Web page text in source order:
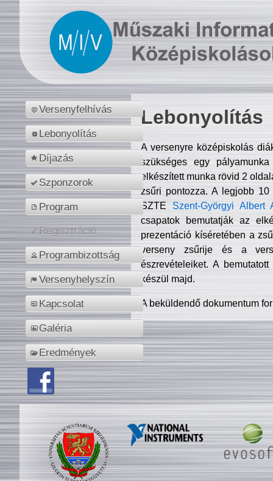
Versenyfelhívás
Lebonyolítás
Díjazás
Szponzorok
Program
Regisztráció
Programbizottság
Versenyhelyszín
Kapcsolat
Galéria
Eredmények
Lebonyolítás
A versenyre középiskolás
szükséges egy
elkészített munka rövid 2
zsűri pontozza. A legjobb
SZTE Szent-Györgyi Albert
csapatok bemutatják az
prezentáció kíséretében a
verseny zsűrije és a
észrevételeiket. A
készül majd.
A beküldendő dokumentum